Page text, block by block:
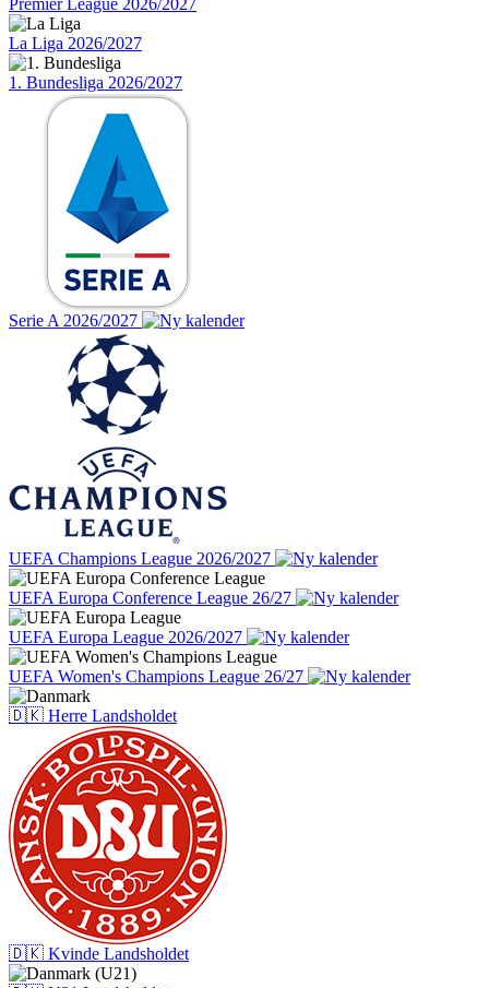
La Liga 2026/2027
1. Bundesliga 2026/2027
Serie A 2026/2027
UEFA Champions League 2026/2027
UEFA Europa Conference League 26/27
UEFA Europa League 2026/2027
UEFA Women's Champions League 26/27
🇩🇰 Herre Landsholdet
🇩🇰 Kvinde Landsholdet